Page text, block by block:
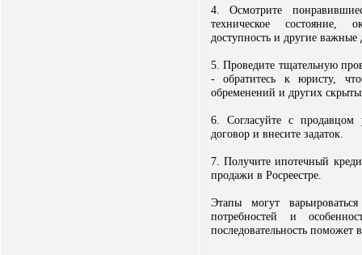
4. Осмотрите
техническое состояние,
доступность и другие важные
5. Проведите тщательную
- обратитесь к юристу,
обременений и других
6. Согласуйте с продавцом
договор и внесите задаток.
7. Получите ипотечный
продажи в Росреестре.
Этапы могут
потребностей и
последовательность